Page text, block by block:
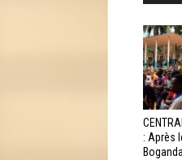
: Après